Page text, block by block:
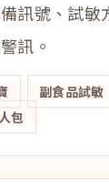
訊號、試敏
訊。
副食品試敏
包